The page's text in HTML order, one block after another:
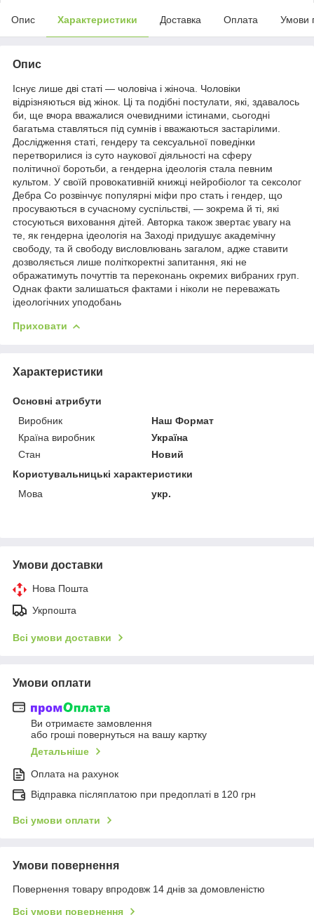
Опис Характеристики Доставка Оплата Умови
Опис
Існує лише дві статі — чоловіча і жіноча. Чоловіки
відрізняються від жінок. Ці та подібні постулати, які, здавалось
би, ще вчора вважалися очевидними істинами, сьогодні
багатьма ставляться під сумнів і вважаються застарілими.
Дослідження статі, гендеру та сексуальної поведінки
перетворилися із суто наукової діяльності на сферу
політичної боротьби, а гендерна ідеологія стала певним
культом. У своїй провокативній книжці нейробіолог та сексолог
Дебра Со розвінчує популярні міфи про стать і гендер, що
просуваються в сучасному суспільстві, — зокрема й ті, які
стосуються виховання дітей. Авторка також звертає увагу на
те, як гендерна ідеологія на Заході придушує академічну
свободу, та й свободу висловлювань загалом, адже ставити
дозволяється лише політкоректні запитання, які не
ображатимуть почуттів та переконань окремих вибраних груп.
Однак факти залишаться фактами і ніколи не переважать
ідеологічних уподобань
Приховати
Характеристики
Основні атрибути
Виробник
Наш Формат
Країна виробник
Україна
Стан
Новий
Користувальницькі характеристики
Мова
укр.
Умови доставки
Нова Пошта
Укрпошта
Всі умови доставки
Умови оплати
Ви отримаєте замовлення
або гроші повернуться на вашу картку
Детальніше
Оплата на рахунок
Відправка післяплатою при предоплаті в 120 грн
Всі умови оплати
Умови повернення
Повернення товару впродовж 14 днів за домовленістю
Всі умови повернення